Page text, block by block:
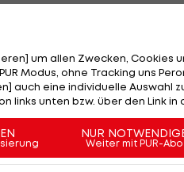
um allen Zwecken, Cookies
Modus, ohne Tracking uns
auch eine individuelle Auswahl
links unten bzw. über den Link in
NUR
Weiter mit PUR-Abo